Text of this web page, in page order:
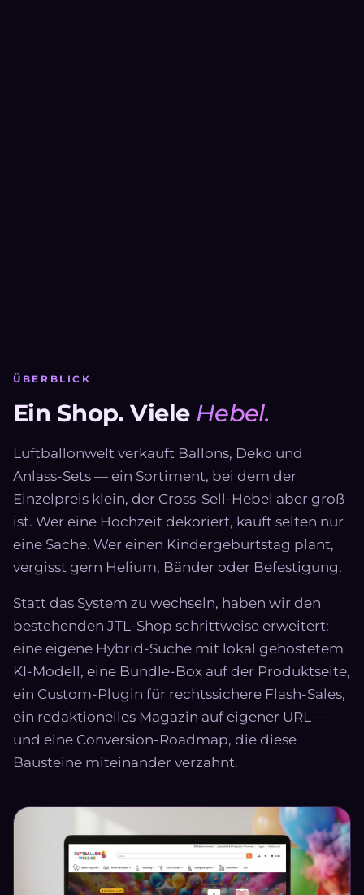
ÜBERBLICK
Ein Shop. Viele Hebel.
Luftballonwelt verkauft Ballons, Deko und
Anlass-Sets — ein Sortiment, bei dem der
Einzelpreis klein, der Cross-Sell-Hebel aber groß
ist. Wer eine Hochzeit dekoriert, kauft selten nur
eine Sache. Wer einen Kindergeburtstag plant,
vergisst gern Helium, Bänder oder Befestigung.
Statt das System zu wechseln, haben wir den
bestehenden JTL-Shop schrittweise erweitert:
eine eigene Hybrid-Suche mit lokal gehostetem
KI-Modell, eine Bundle-Box auf der Produktseite,
ein Custom-Plugin für rechtssichere Flash-Sales,
ein redaktionelles Magazin auf eigener URL —
und eine Conversion-Roadmap, die diese
Bausteine miteinander verzahnt.